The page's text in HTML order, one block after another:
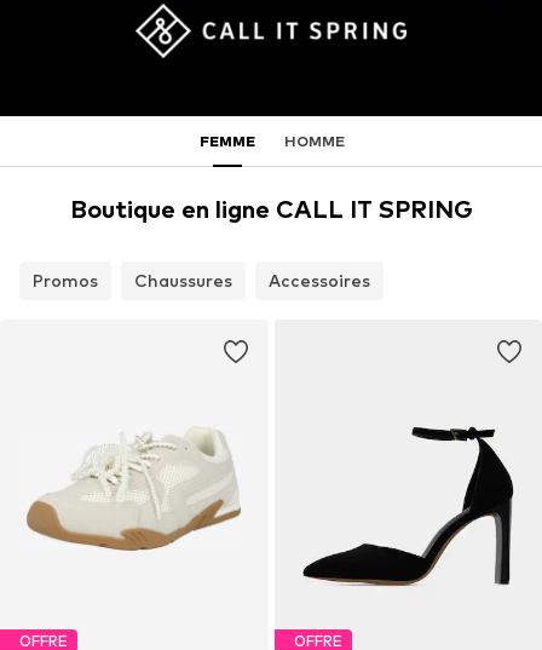
FEMME HOMME
Boutique en ligne CALL IT SPRING
Promos Chaussures Accessoires
OFFRE OFFRE